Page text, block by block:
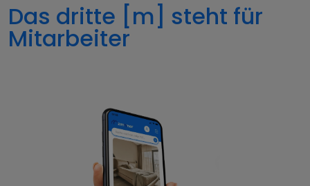
Das dritte [m] steht für
Mitarbeiter